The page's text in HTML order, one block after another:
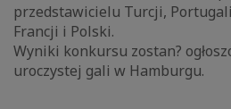
przedstawicielu Turcji,
Francji i Polski.
Wyniki konkursu zostan?
uroczystej gali w Hamburgu.